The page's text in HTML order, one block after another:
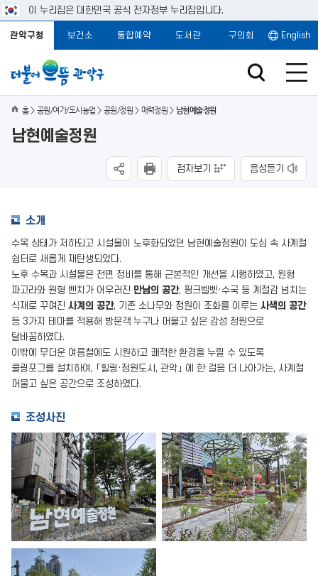
이 누리집은 대한민국 공식 전자정부 누리집입니다.
관악구청 보건소 통합예약 도서관 구의회 English
홈 공원/여가/도시농업 공원/정원 매력정원 남현예술정원
남현예술정원
점자보기 음성듣기
소개
수목 상태가 저하되고 시설물이 노후화되었던 남현예술정원이 도심 속 사계절
쉼터로 새롭게 재탄생되었다.
노후 수목과 시설물은 전면 정비를 통해 근본적인 개선을 시행하였고, 원형
파고라와 원형 벤치가 어우러진 만남의 공간, 핑크벨벳·수국 등 계절감 넘치는
식재로 꾸며진 사계의 공간, 기존 소나무와 정원이 조화를 이루는 사색의 공간
등 3가지 테마를 적용해 방문객 누구나 머물고 싶은 감성 정원으로
탈바꿈하였다.
이밖에 무더운 여름철에도 시원하고 쾌적한 환경을 누릴 수 있도록
쿨링포그를 설치하여, 「힐링·정원도시, 관악」 에 한 걸음 더 나아가는, 사계절
머물고 싶은 공간으로 조성하였다.
조성사진